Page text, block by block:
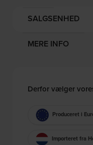
SALGSENHED
MERE INFO
Derfor vælger
Produceret i
Importeret fra